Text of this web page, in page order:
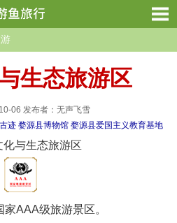
生态旅游区
06 发布者：无声飞雪
迹 婺源县博物馆 婺源县爱国主义教育基地
AAA级旅游景区。